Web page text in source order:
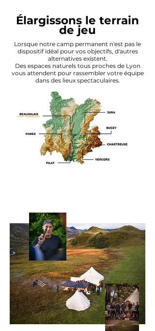
Élargissons le terrain
de jeu
Lorsque notre camp permanent n'est pas le
dispositif idéal pour vos objectifs, d'autres
alternatives existent.
Des espaces naturels tous proches de Lyon
vous attendent pour rassembler votre équipe
dans des lieux spectaculaires.